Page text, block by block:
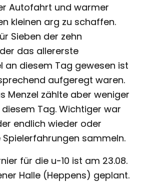
Autofahrt und warmer
kleinen arg zu schaffen.
Sieben der zehn
das allererste
an diesem Tag gewesen ist
aufgeregt waren.
Menzel zählte aber weniger
Tag. Wichtiger war
endlich wieder oder
sammeln.
für die u-10 ist am 23.08.
Halle (Heppens) geplant.